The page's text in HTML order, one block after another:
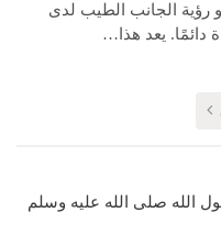
رؤية الجانب الطيب لدى
دائمًا. يعد هذا…
الله صلى الله عليه وسلم